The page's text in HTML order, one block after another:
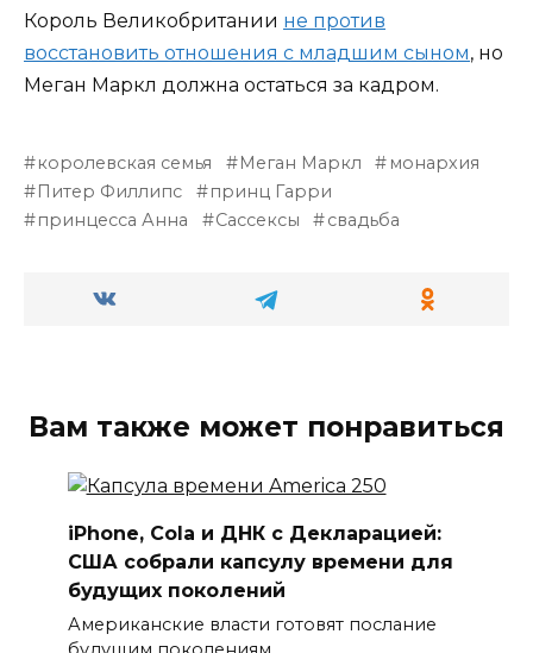
Король Великобритании не против
восстановить отношения с младшим сыном, но
Меган Маркл должна остаться за кадром.
королевская семья Меган Маркл
монархия
Питер Филлипс
принц Гарри
принцесса Анна
Сассексы свадьба
Вам также может понравиться
iPhone, Cola и ДНК с Декларацией:
США собрали капсулу времени для
будущих поколений
Американские власти готовят послание